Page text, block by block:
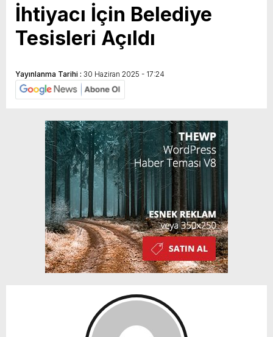
İhtiyacı İçin Belediye
Tesisleri Açıldı
Yayınlanma Tarihi : 30 Haziran 2025 - 17:24